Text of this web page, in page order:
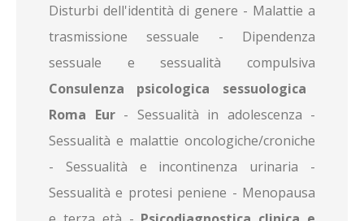
Disturbi dell'identità di genere - Malattie a
trasmissione sessuale - Dipendenza
sessuale e sessualità compulsiva
Consulenza psicologica sessuologica
Roma Eur- Sessualità in adolescenza -
Sessualità e malattie oncologiche/croniche
- Sessualità e incontinenza urinaria -
Sessualità e protesi peniene - Menopausa